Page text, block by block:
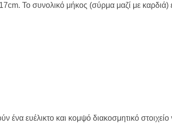
Το συνολικό μήκος (σύρμα μαζί με καρδιά)
ένα ευέλικτο και κομψό διακοσμητικό